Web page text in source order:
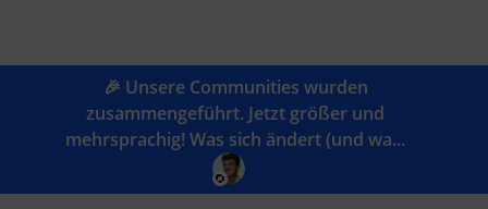
🎉 Unsere Communities wurden
zusammengeführt. Jetzt größer und
mehrsprachig! Was sich ändert (und wa...